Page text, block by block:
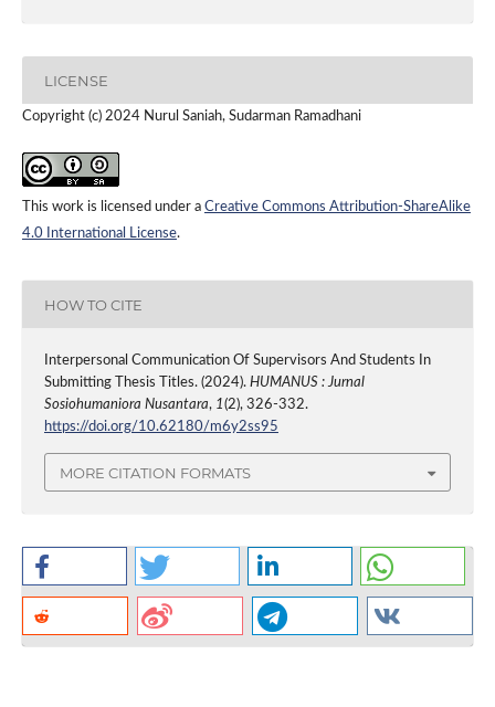
LICENSE
Copyright (c) 2024 Nurul Saniah, Sudarman Ramadhani
This work is licensed under a Creative Commons Attribution-ShareAlike
4.0 International License.
HOW TO CITE
Interpersonal Communication Of Supervisors And Students In
Submitting Thesis Titles. (2024). HUMANUS : Jurnal
Sosiohumaniora Nusantara, 1(2), 326-332.
https://doi.org/10.62180/m6y2ss95
MORE CITATION FORMATS